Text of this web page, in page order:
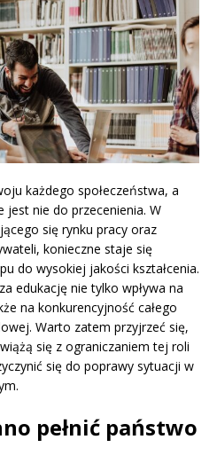
każdego społeczeństwa, a
nie do przecenienia. W
się rynku pracy oraz
konieczne staje się
do wysokiej jakości kształcenia.
edukację nie tylko wpływa na
na konkurencyjność całego
Warto zatem przyjrzeć się,
się z ograniczaniem tej roli
się do poprawy sytuacji w
pełnić państwo